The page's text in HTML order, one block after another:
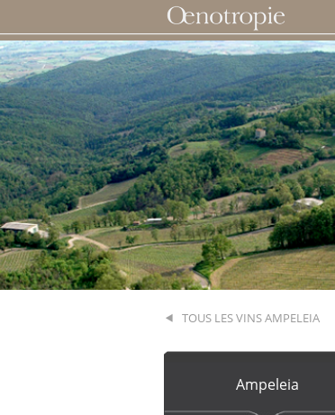
TOUS LES VINS AMPELEIA
Ampeleia